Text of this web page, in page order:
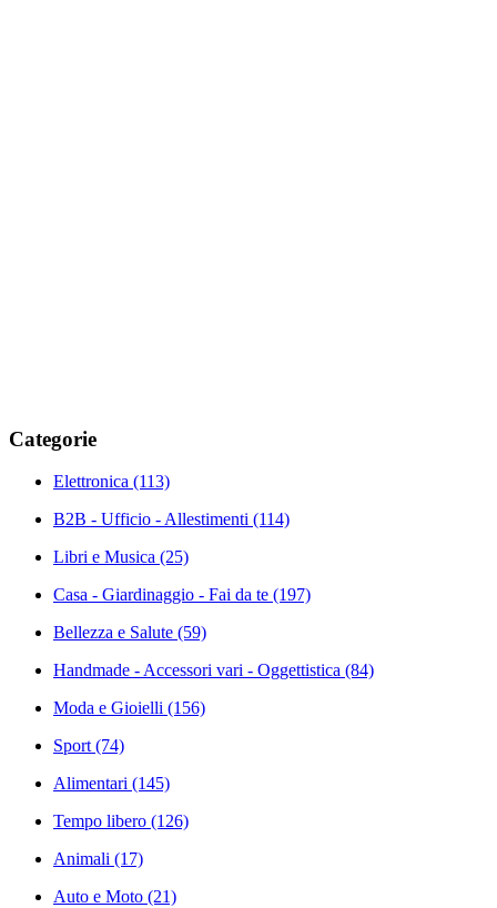
Categorie
Elettronica (113)
B2B - Ufficio - Allestimenti (114)
Libri e Musica (25)
Casa - Giardinaggio - Fai da te (197)
Bellezza e Salute (59)
Handmade - Accessori vari - Oggettistica (84)
Moda e Gioielli (156)
Sport(74)
Alimentari (145)
Tempo libero (126)
Animali (17)
Auto e Moto (21)